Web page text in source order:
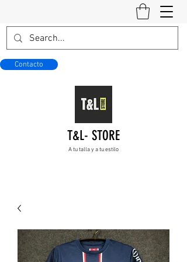
Contacto
T&L- STORE
A tu talla y a tu estilo